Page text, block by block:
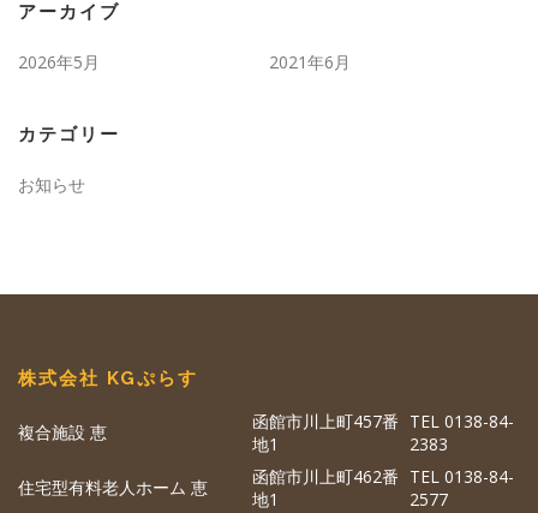
アーカイブ
2026年5月 2021年6月
カテゴリー
お知らせ
株式会社 KGぷらす
複合施設 恵
函館市川上町457番
地1
TEL 0138-84-
2383
住宅型有料老人ホーム 恵
函館市川上町462番
地1
TEL 0138-84-
2577